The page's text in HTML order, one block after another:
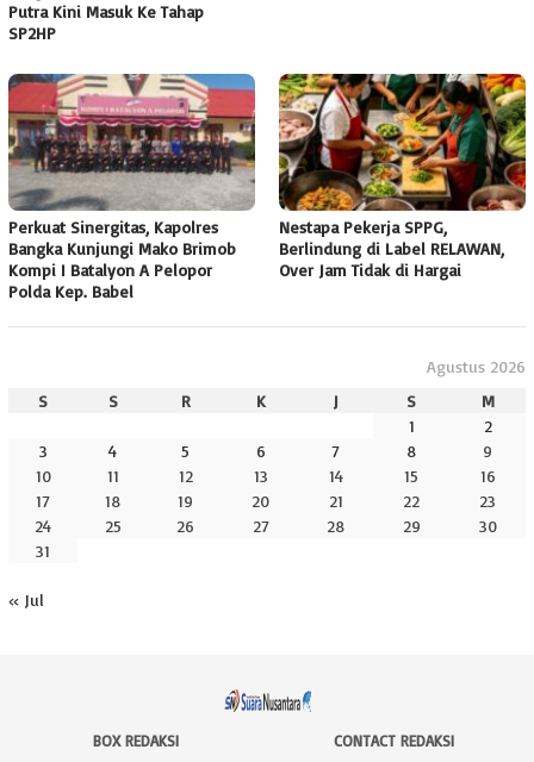
Putra Kini Masuk Ke Tahap
SP2HP
Perkuat Sinergitas, Kapolres
Bangka Kunjungi Mako Brimob
Kompi I Batalyon A Pelopor
Polda Kep. Babel
Nestapa Pekerja SPPG,
Berlindung di Label RELAWAN,
Over Jam Tidak di Hargai
Agustus 2026
S
S R K J S
M
1
2
3
4 5 6 7 8
9
10
11 12 13 14 15
16
17
18 19 20 21 22
23
24
25 26 27 28 29
30
31
« Jul
BOX REDAKSI CONTACT REDAKSI